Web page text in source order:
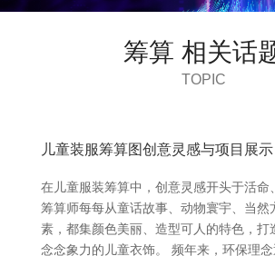
筹算 相关话
TOPIC
儿童装服筹算图创意灵感与项目展示
在儿童服装筹算中，创意灵感开头于活命
筹算师每每从童话故事、动物寰宇、当然
素，都集颜色美丽、造型可人的特色，打
念念象力的儿童衣饰。 频年来，环保理